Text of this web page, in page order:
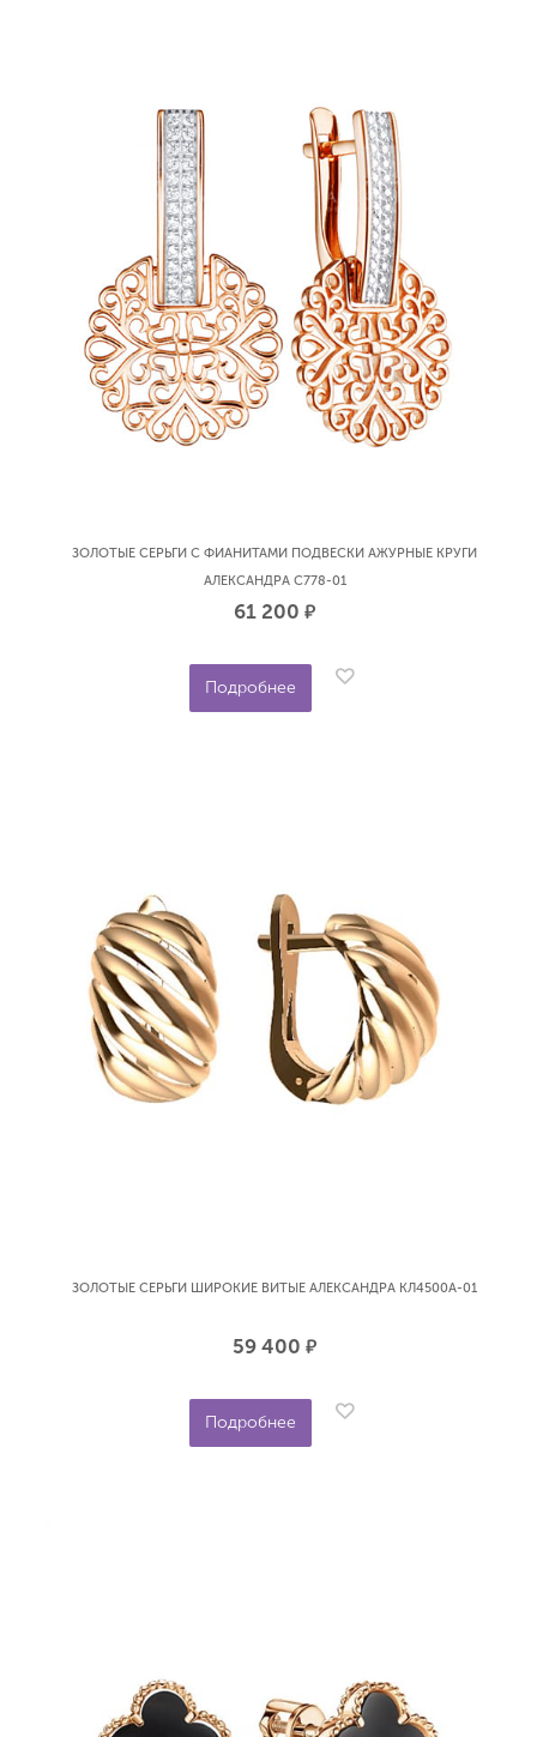
ЗОЛОТЫЕ СЕРЬГИ С ФИАНИТАМИ ПОДВЕСКИ АЖУРНЫЕ КРУГИ
АЛЕКСАНДРА С778-01
61 200 р.
Подробнее
ЗОЛОТЫЕ СЕРЬГИ ШИРОКИЕ ВИТЫЕ АЛЕКСАНДРА КЛ4500А-01
59 400 р.
Подробнее